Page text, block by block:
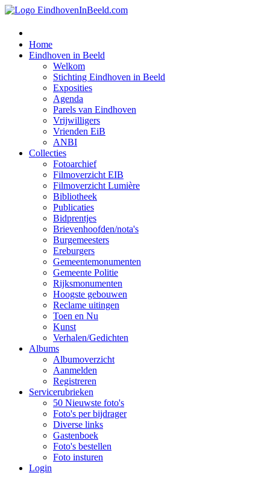
Home
Eindhoven in Beeld
Welkom
Stichting Eindhoven in Beeld
Exposities
Agenda
Parels van Eindhoven
Vrijwilligers
Vrienden EiB
ANBI
Collecties
Fotoarchief
Filmoverzicht EIB
Filmoverzicht Lumière
Bibliotheek
Publicaties
Bidprentjes
Brievenhoofden/nota's
Burgemeesters
Ereburgers
Gemeentemonumenten
Gemeente Politie
Rijksmonumenten
Hoogste gebouwen
Reclame uitingen
Toen en Nu
Kunst
Verhalen/Gedichten
Albums
Albumoverzicht
Aanmelden
Registreren
Servicerubrieken
50 Nieuwste foto's
Foto's per bijdrager
Diverse links
Gastenboek
Foto's bestellen
Foto insturen
Login